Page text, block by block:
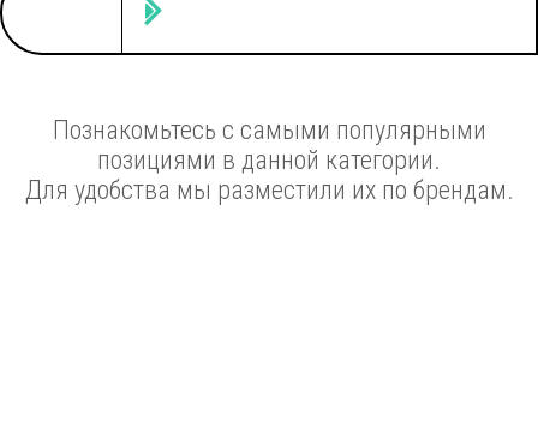
Познакомьтесь с самыми популярными
позициями в данной категории.
Для удобства мы разместили их по брендам.